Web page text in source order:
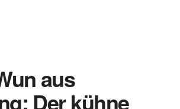
aus
Der kühne